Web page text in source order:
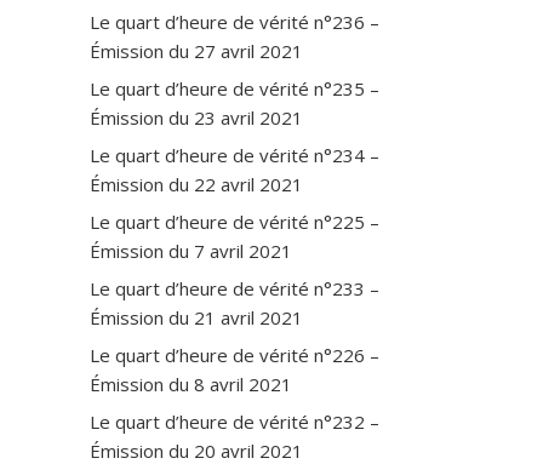
Le quart d’heure de vérité n°236 –
Émission du 27 avril 2021
Le quart d’heure de vérité n°235 –
Émission du 23 avril 2021
Le quart d’heure de vérité n°234 –
Émission du 22 avril 2021
Le quart d’heure de vérité n°225 –
Émission du 7 avril 2021
Le quart d’heure de vérité n°233 –
Émission du 21 avril 2021
Le quart d’heure de vérité n°226 –
Émission du 8 avril 2021
Le quart d’heure de vérité n°232 –
Émission du 20 avril 2021